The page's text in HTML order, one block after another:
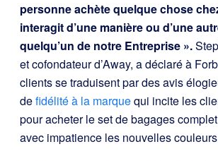
personne achète quelque chose
interagit d’une manière ou d’une
quelqu’un de notre Entreprise ».
et cofondateur d’Away, a déclaré à
clients se traduisent par des avis
defidélité à la marquequi incite les
pour acheter le set de bagages
avec impatience les nouvelles